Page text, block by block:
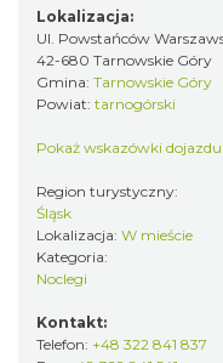
Lokalizacja:
Ul. Powstańców
42-680 Tarnowskie Góry
Gmina: Tarnowskie Góry
Powiat: tarnogórski
Pokaż wskazówki dojazdu
Region turystyczny:
Śląsk
Lokalizacja: W mieście
Kategoria:
Noclegi
Kontakt:
Telefon: +48 322 841 837